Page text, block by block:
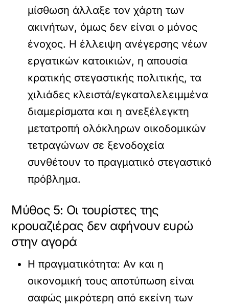
μίσθωση άλλαξε τον χάρτη των
ακινήτων, όμως δεν είναι ο μόνος
ένοχος. Η έλλειψη ανέγερσης νέων
εργατικών κατοικιών, η απουσία
κρατικής στεγαστικής πολιτικής, τα
χιλιάδες κλειστά/εγκαταλελειμμένα
διαμερίσματα και η ανεξέλεγκτη
μετατροπή ολόκληρων οικοδομικών
τετραγώνων σε ξενοδοχεία
συνθέτουν το πραγματικό στεγαστικό
πρόβλημα.
Μύθος 5: Οι τουρίστες της
κρουαζιέρας δεν αφήνουν ευρώ
στην αγορά
Η πραγματικότητα: Αν και η
οικονομική τους αποτύπωση είναι
σαφώς μικρότερη από εκείνη των